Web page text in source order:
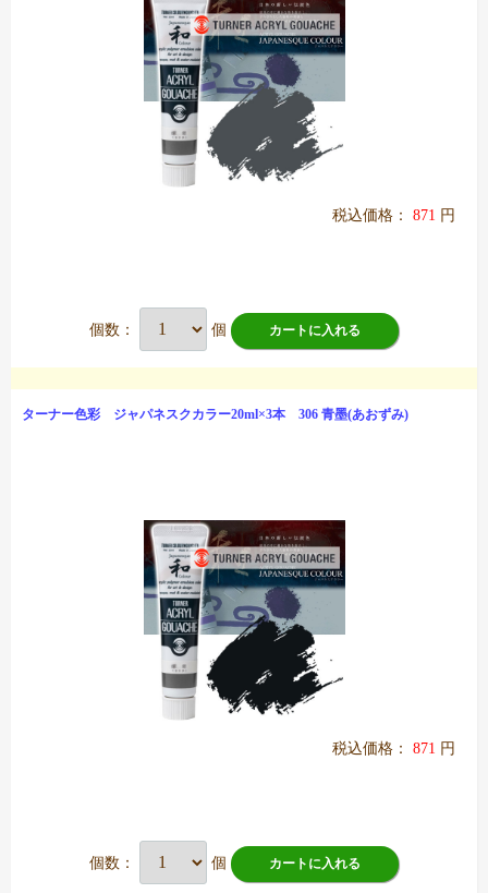
税込価格： 871 円
個数： 個 カートに入れる
ターナー色彩 ジャパネスクカラー20ml×3本 306 青墨(あおずみ)
税込価格： 871 円
個数： 個 カートに入れる